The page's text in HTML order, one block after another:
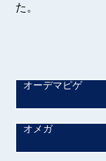
た。
オーデマピゲ
オメガ